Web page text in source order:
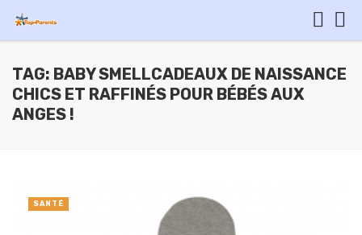
TAG: BABY SMELLCADEAUX DE NAISSANCE
CHICS ET RAFFINÉS POUR BÉBÉS AUX
ANGES !
SANTÉ